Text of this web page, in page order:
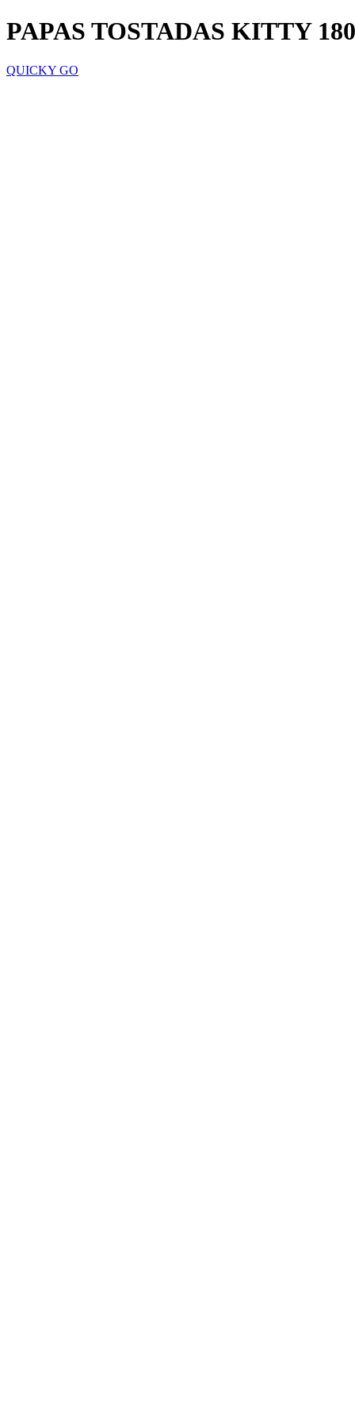
PAPAS TOSTADAS KITTY
QUICKY GO